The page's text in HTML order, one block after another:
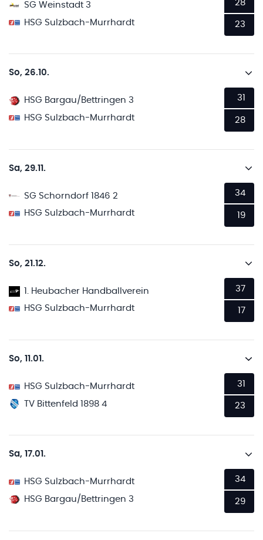
SG Weinstadt 3
HSG Sulzbach-Murrhardt
28
23
So, 26.10.
HSG Bargau/Bettringen 3
HSG Sulzbach-Murrhardt
31
28
Sa, 29.11.
SG Schorndorf 1846 2
HSG Sulzbach-Murrhardt
34
19
So, 21.12.
1. Heubacher Handballverein
HSG Sulzbach-Murrhardt
37
17
So, 11.01.
HSG Sulzbach-Murrhardt
TV Bittenfeld 1898 4
31
23
Sa, 17.01.
HSG Sulzbach-Murrhardt
HSG Bargau/Bettringen 3
34
29